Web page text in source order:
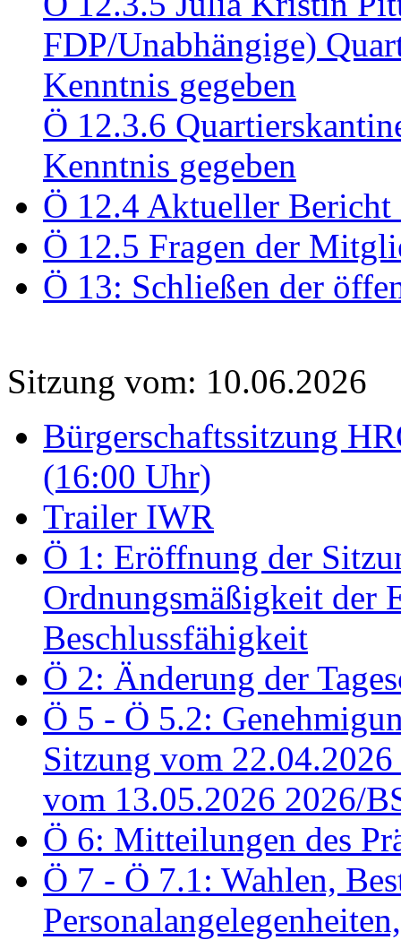
FDP/Unabhängige)
Kenntnis gegeben
Ö 12.3.6
Kenntnis gegeben
Ö 12.4 Aktueller Bericht
Ö 12.5 Fragen der
Ö 13: Schließen der
Sitzung vom: 10.06.2026
Bürgerschaftssitzung
(16:00 Uhr)
Trailer IWR
Ö 1: Eröffnung der
Ordnungsmäßigkeit der
Beschlussfähigkeit
Ö 2: Änderung der
Ö 5 - Ö 5.2:
Sitzung vom
vom 13.05.2026 2026/
Ö 6: Mitteilungen des
Ö 7 - Ö 7.1: Wahlen,